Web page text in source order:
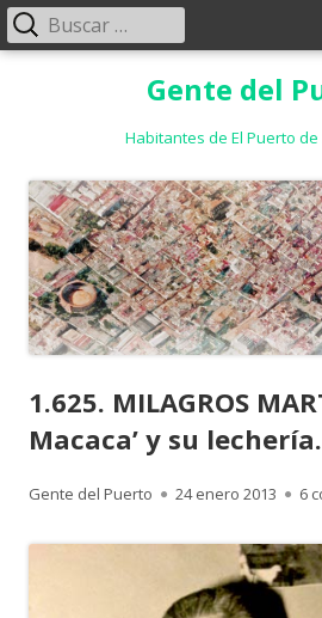
Gente del
Habitantes de El Puerto
Menú
Buscar:
1.625. MILAGROS
Macaca’ y su lechería.
Autor
Gente del Puerto
Publicado
24 enero 2013 6